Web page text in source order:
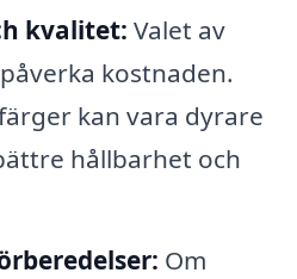
kvalitet: Valet av
kostnaden.
kan vara dyrare
hållbarhet och
Om